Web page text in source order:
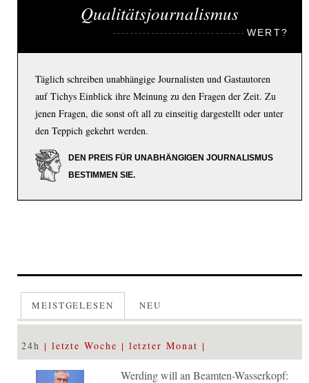
Qualitätsjournalismus
WERT?
Täglich schreiben unabhängige Journalisten und Gastautoren
auf Tichys Einblick ihre Meinung zu den Fragen der Zeit. Zu
jenen Fragen, die sonst oft all zu einseitig dargestellt oder unter
den Teppich gekehrt werden.
DEN PREIS FÜR UNABHÄNGIGEN JOURNALISMUS
BESTIMMEN SIE.
MEISTGELESEN NEU
24h letzte Woche letzter Monat
Werding will an Beamten-Wasserkopf: